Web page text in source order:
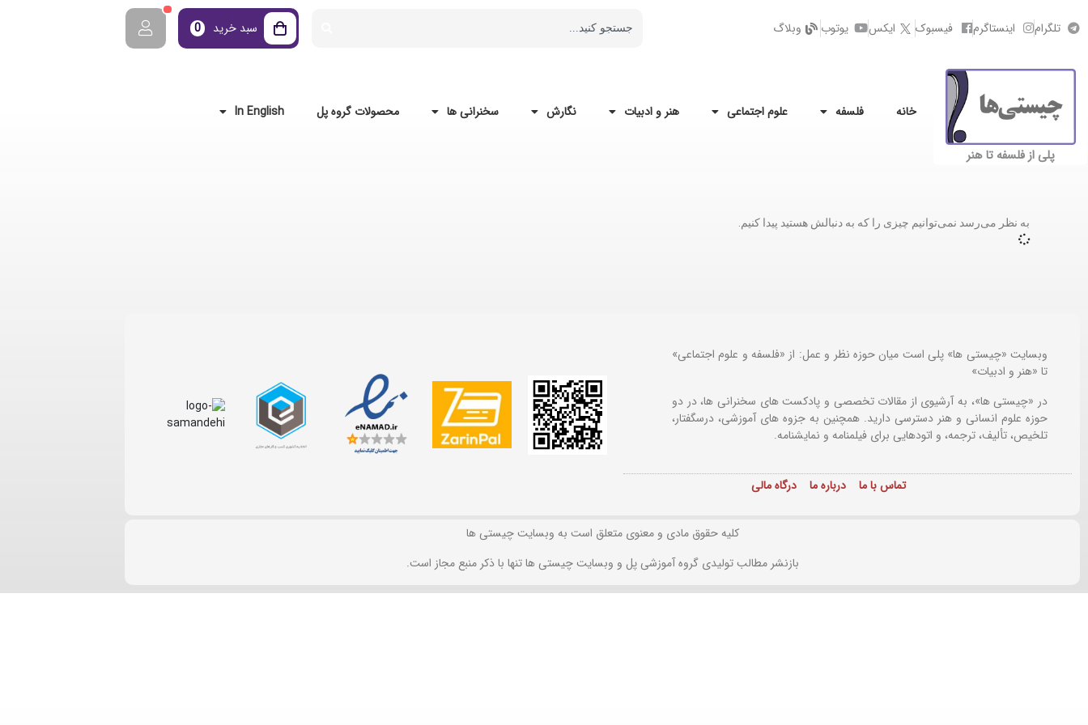
تلگرام اینستاگرم فیسبوک ایکس یوتوب وبلاگ سبد خرید 0
پلی از فلسفه تا هنر
خانه فلسفه علوم اجتماعی هنر و ادبیات نگارش سخنرانی ها محصولات گروه پل In English
به نظر می‌رسد نمی‌توانیم چیزی را که به دنبالش هستید پیدا کنیم.
وبسایت «چیستی ها» پلی است میان حوزه نظر و عمل: از «فلسفه و علوم اجتماعی»
تا «هنر و ادبیات»
در «چیستی ها»، به آرشیوی از مقالات تخصصی و پادکست های سخنرانی ها، در دو
حوزه علوم انسانی و هنر دسترسی دارید. همچنین به جزوه های آموزشی، درسگفتار،
تلخیص، تألیف، ترجمه، و اتودهایی برای فیلمنامه و نمایشنامه.
تماس با ما درباره ما درگاه مالی
کلیه حقوق مادی و معنوی متعلق است به وبسایت چیستی ها
بازنشر مطالب تولیدی گروه آموزشی پل و وبسایت چیستی ها تنها با ذکر منبع مجاز است.